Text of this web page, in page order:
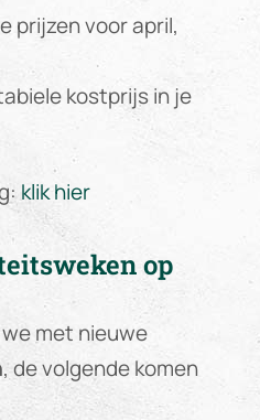
prijzen voor april,
kostprijs in je
klik hier
op
met nieuwe
, de volgende komen